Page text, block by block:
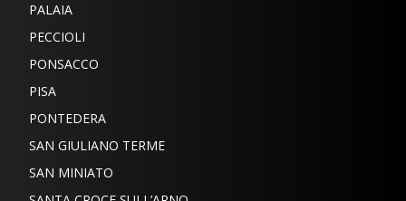
PALAIA
PECCIOLI
PONSACCO
PISA
PONTEDERA
SAN GIULIANO TERME
SAN MINIATO